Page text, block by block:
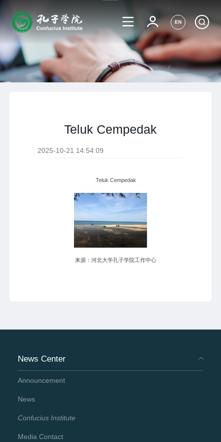
EN
Teluk Cempedak
2025-10-21 14:54:09
Teluk Cempedak
来源：河北大学孔子学院工作中心
News Center
Announcement
News
Confucius Institute
Media Contact